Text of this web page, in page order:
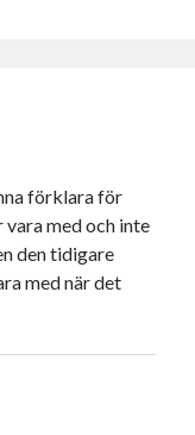
förklara för
med och inte
den tidigare
med när det